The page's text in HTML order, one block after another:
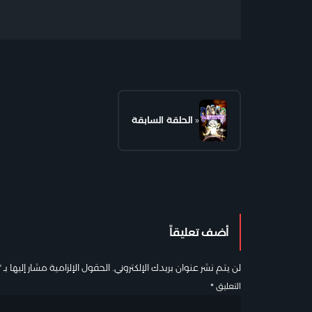
« الحلقة السابقة
أضف تعليقاً
لن يتم نشر عنوان بريدك الإلكتروني. الحقول الإلزامية مشار إليها بـ
التعليق *